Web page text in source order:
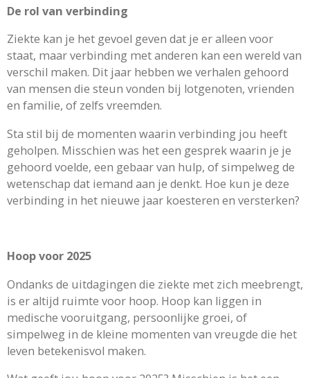
De rol van verbinding
Ziekte kan je het gevoel geven dat je er alleen voor
staat, maar verbinding met anderen kan een wereld van
verschil maken. Dit jaar hebben we verhalen gehoord
van mensen die steun vonden bij lotgenoten, vrienden
en familie, of zelfs vreemden.
Sta stil bij de momenten waarin verbinding jou heeft
geholpen. Misschien was het een gesprek waarin je je
gehoord voelde, een gebaar van hulp, of simpelweg de
wetenschap dat iemand aan je denkt. Hoe kun je deze
verbinding in het nieuwe jaar koesteren en versterken?
Hoop voor 2025
Ondanks de uitdagingen die ziekte met zich meebrengt,
is er altijd ruimte voor hoop. Hoop kan liggen in
medische vooruitgang, persoonlijke groei, of
simpelweg in de kleine momenten van vreugde die het
leven betekenisvol maken.